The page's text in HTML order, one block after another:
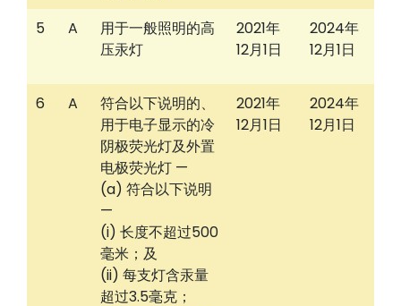
5 A
用于一般照明的高
压汞灯
2021年
12月1日
2024年
12月1日
6 A
符合以下说明的、
用于电子显示的冷
阴极荧光灯及外置
电极荧光灯 —
(a) 符合以下说明
—
(i) 长度不超过500
毫米；及
(ii) 每支灯含汞量
超过3.5毫克；
2021年
12月1日
2024年
12月1日